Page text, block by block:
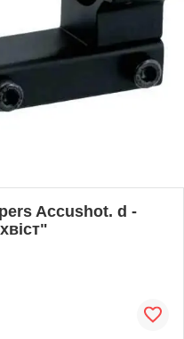
Accushot. d -